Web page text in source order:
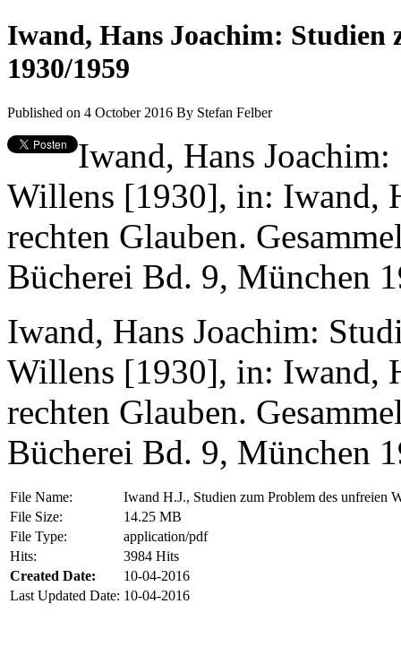
Iwand, Hans Joachim: Studien
1930/1959
Published on 4 October 2016 By Stefan Felber
Iwand, Hans
Willens [1930], in: Iwand,
rechten Glauben.
Bücherei Bd. 9, München
Iwand, Hans Joachim:
Willens [1930], in: Iwand,
rechten Glauben.
Bücherei Bd. 9, München
File Name:
Iwand H.J., Studien zum Problem des unfreien
File Size:
14.25 MB
File Type:
application/pdf
Hits:
3984 Hits
Created Date:
10-04-2016
Last Updated Date: 10-04-2016